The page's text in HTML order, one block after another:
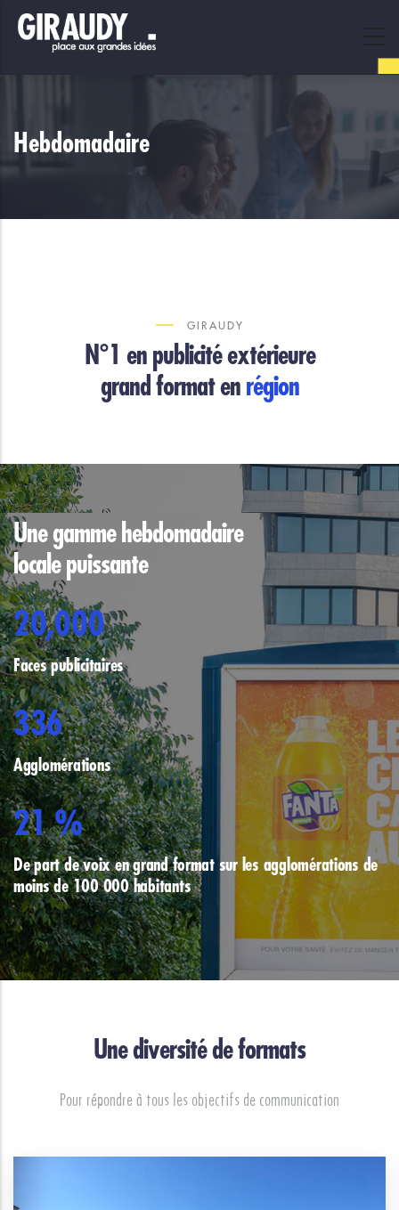
Skip
Hebdomadaire
GIRAUDY
N°1 en publicité extérieure
grand format enrégion
Une gamme hebdomadaire
locale puissante
20,000
Faces publicitaires
336
Agglomérations
25%
De part de voix en grand format sur les agglomérations de
moins de 100 000 habitants
Une diversité de formats
Pour répondre à tous les objectifs de communication